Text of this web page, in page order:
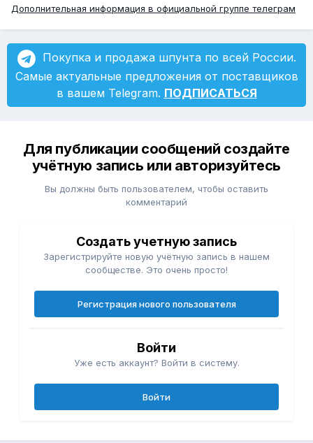
Дополнительная информация в официальной группе телеграм
Покупка и продажа шпунта по всей России.
Самые актуальные предложения от поставщиков
в вашем Telegram. ПОДПИСАТЬСЯ
Для публикации сообщений создайте
учётную запись или авторизуйтесь
Вы должны быть пользователем, чтобы оставить
комментарий
Создать учетную запись
Зарегистрируйте новую учётную запись в нашем
сообществе. Это очень просто!
Регистрация нового пользователя
Войти
Уже есть аккаунт? Войти в систему.
Войти